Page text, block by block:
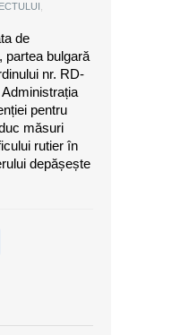
de
partea bulgară
nr. RD-
pentru
măsuri
rutier în
depășește